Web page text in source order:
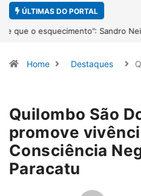
ÚLTIMAS DO PORTAL
4º Fliparacatu tem inscrições
Home Destaques
Quilombo São
promove
Consciência
Paracatu